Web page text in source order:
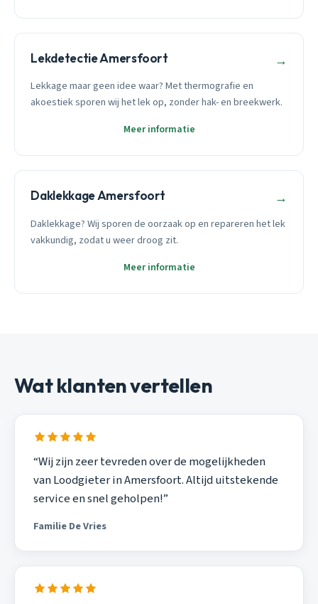
Lekdetectie Amersfoort →
Lekkage maar geen idee waar? Met thermografie en
akoestiek sporen wij het lek op, zonder hak- en breekwerk.
Meer informatie
Daklekkage Amersfoort →
Daklekkage? Wij sporen de oorzaak op en repareren het lek
vakkundig, zodat u weer droog zit.
Meer informatie
Wat klanten vertellen
“Wij zijn zeer tevreden over de mogelijkheden
van Loodgieter in Amersfoort. Altijd uitstekende
service en snel geholpen!”
Familie De Vries